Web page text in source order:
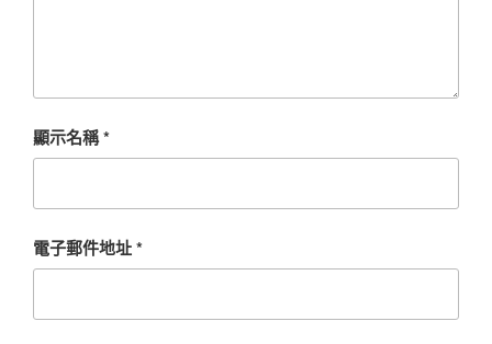
顯示名稱*
電子郵件地址*